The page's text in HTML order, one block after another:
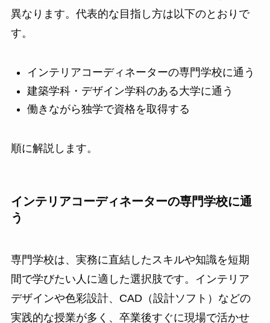
異なります。代表的な目指し方は以下のとおりで
す。
インテリアコーディネーターの専門学校に通う
建築学科・デザイン学科のある大学に通う
働きながら独学で資格を取得する
順に解説します。
インテリアコーディネーターの専門学校に通
う
専門学校は、実務に直結したスキルや知識を短期
間で学びたい人に適した選択肢です。インテリア
デザインや色彩設計、CAD（設計ソフト）などの
実践的な授業が多く、卒業後すぐに現場で活かせ